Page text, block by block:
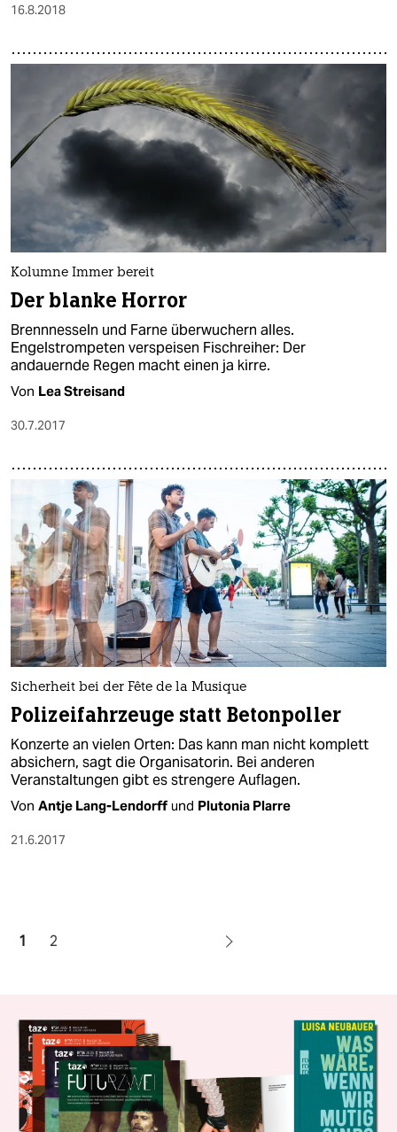
16.8.2018
Kolumne Immer bereit
Der blanke Horror
Brennnesseln und Farne überwuchern alles.
Engelstrompeten verspeisen Fischreiher: Der
andauernde Regen macht einen ja kirre.
Von Lea Streisand
30.7.2017
Sicherheit bei der Fête de la Musique
Polizeifahrzeuge statt Betonpoller
Konzerte an vielen Orten: Das kann man nicht komplett
absichern, sagt die Organisatorin. Bei anderen
Veranstaltungen gibt es strengere Auflagen.
Von Antje Lang-Lendorff und Plutonia Plarre
21.6.2017
1 2